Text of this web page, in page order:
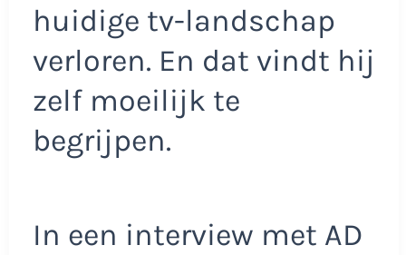
huidige tv-landschap
verloren. En dat vindt hij
zelf moeilijk te
begrijpen.
In een interview met AD